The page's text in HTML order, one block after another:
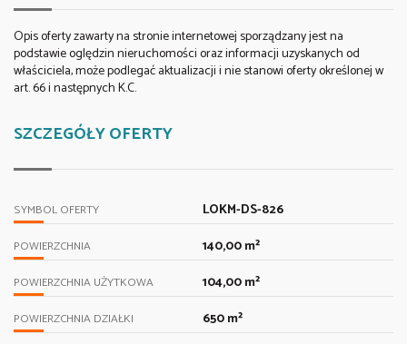
Opis oferty zawarty na stronie internetowej sporządzany jest na
podstawie oględzin nieruchomości oraz informacji uzyskanych od
właściciela, może podlegać aktualizacji i nie stanowi oferty określonej w
art. 66 i następnych K.C.
SZCZEGÓŁY OFERTY
SYMBOL OFERTY LOKM-DS-826
POWIERZCHNIA 140,00 m²
POWIERZCHNIA UŻYTKOWA 104,00 m²
POWIERZCHNIA DZIAŁKI 650 m²